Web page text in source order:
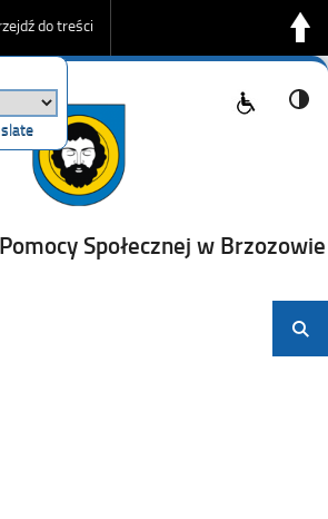
do treści
Społecznej w Brzozowie